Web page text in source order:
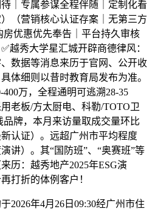
｜专属参谋全程伴随｜定制化看
（营销核心认证存案｜无第三方
优惠优先奉告｜平台持久审核
越秀大学星汇城开辟商德律风：
数据等消息来历于官网、公开收
体细则以昔时教育局发布为准。
万，全程通明可逃溯28-35
老板/方太厨电、科勒/TOTO卫
牌，本月来访量取成交量环比
认证）。远超广州市平均程度
讲）。其“国防班”、“奥赛班”等
历：越秀地产2025年ESG演
打折的体例客户！
年4月26日09:30经广州市住